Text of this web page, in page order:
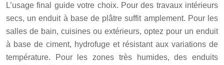
L’usage final guide votre choix. Pour des travaux intérieurs
secs, un enduit à base de plâtre suffit amplement. Pour les
salles de bain, cuisines ou extérieurs, optez pour un enduit
à base de ciment, hydrofuge et résistant aux variations de
température. Pour les zones très humides, des enduits